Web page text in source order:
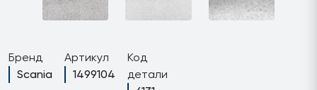
Бренд
Scania
Артикул
1499104
Код
детали